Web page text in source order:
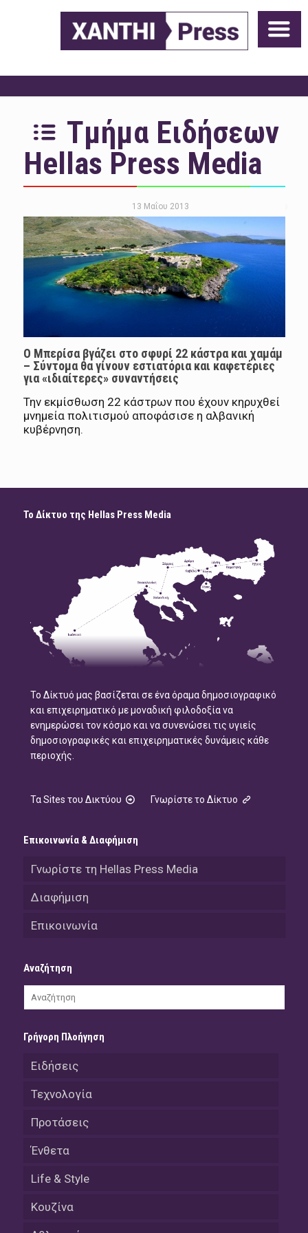
Τμήμα Ειδήσεων
Hellas Press Media
13 Μαΐου 2013
Ο Μπερίσα βγάζει στο σφυρί 22 κάστρα και χαμάμ
– Σύντομα θα γίνουν εστιατόρια και καφετέριες
για «ιδιαίτερες» συναντήσεις
Την εκμίσθωση 22 κάστρων που έχουν κηρυχθεί
μνημεία πολιτισμού αποφάσισε η αλβανική
κυβέρνηση.
Το Δίκτυο της Hellas Press Media
Το Δίκτυό μας βασίζεται σε ένα όραμα δημοσιογραφικό
και επιχειρηματικό με μοναδική φιλοδοξία να
ενημερώσει τον κόσμο και να συνενώσει τις υγιείς
δημοσιογραφικές και επιχειρηματικές δυνάμεις κάθε
περιοχής.
Τα Sites του Δικτύου Γνωρίστε το Δίκτυο
Επικοινωνία & Διαφήμιση
Γνωρίστε τη Hellas Press Media
Διαφήμιση
Επικοινωνία
Αναζήτηση
Γρήγορη Πλοήγηση
Ειδήσεις
Τεχνολογία
Προτάσεις
Ένθετα
Life & Style
Κουζίνα